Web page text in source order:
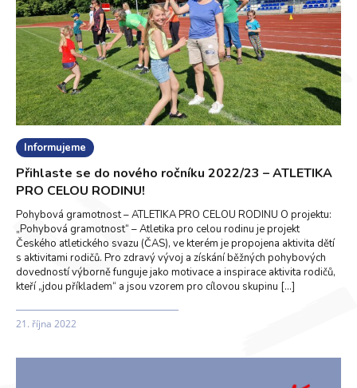
Informujeme
Přihlaste se do nového ročníku 2022/23 – ATLETIKA
PRO CELOU RODINU!
Pohybová gramotnost – ATLETIKA PRO CELOU RODINU O projektu:
„Pohybová gramotnost“ – Atletika pro celou rodinu je projekt
Českého atletického svazu (ČAS), ve kterém je propojena aktivita dětí
s aktivitami rodičů. Pro zdravý vývoj a získání běžných pohybových
dovedností výborně funguje jako motivace a inspirace aktivita rodičů,
kteří „jdou příkladem“ a jsou vzorem pro cílovou skupinu […]
21. října 2022